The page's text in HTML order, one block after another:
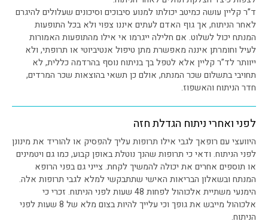
ד”ר קליין עושה כמיטב יכולתו למנוע סיבוכים וסיכונים שעלולים להיגרם
לאחר הניתוח, אך גוף האדם לעתים איננו צפוי ולא בכל התופעות
המנתח יכול לשלוט. אם חלילה ייגרמו אי אילו מהתופעות האמורות
לעיל וחומרתן איננה מאפשרת מתן טיפול אנטיביוטי או תרופתי, ולא
ייוותר לד”ר קליין אלא לטפל בך בניתוח נוסף בהרדמה כללית, לא
תחויבי בתשלום שכר המנתח, אולם כן תשאי בהוצאות שכר המרדים,
חדר הניתוח והאשפוז.
לפני ואחרי ניתוח הגדלת חזה
היוועצי עם רופאך לגבי אילו תרופות עליך להפסיק או להוריד את מינונן
לפני הניתוח. ודאי כי תרופות שהנך נוטלת באופן קבוע, כמו גם ויטמינים
או תוספים אחרים את יכולה להמשיך לקחת. צייני גם בפני הרופא
המנתח ובשאלון הבריאות האישי שתתבקשי למלא לגבי תרופות אלה.
הימנעי משתיית אלכוהול לפחות 48 שעות לפני הניתוח. זכרי כי
אלכוהול מייבש את גופך וכי עלייך להיות בצום מלא של 8 שעות לפני
הניתוח.